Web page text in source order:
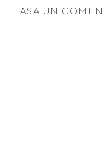
LASA UN